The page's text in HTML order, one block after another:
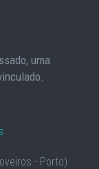
uma
- Porto)